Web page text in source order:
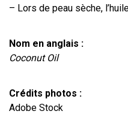
– Lors de peau sèche,
Nom en anglais :
Coconut Oil
Crédits photos :
Adobe Stock